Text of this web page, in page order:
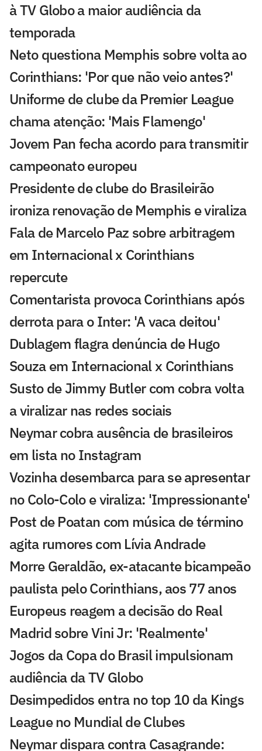
à TV Globo a maior audiência da
temporada
Neto questiona Memphis sobre volta ao
Corinthians: 'Por que não veio antes?'
Uniforme de clube da Premier League
chama atenção: 'Mais Flamengo'
Jovem Pan fecha acordo para transmitir
campeonato europeu
Presidente de clube do Brasileirão
ironiza renovação de Memphis e viraliza
Fala de Marcelo Paz sobre arbitragem
em Internacional x Corinthians
repercute
Comentarista provoca Corinthians após
derrota para o Inter: 'A vaca deitou'
Dublagem flagra denúncia de Hugo
Souza em Internacional x Corinthians
Susto de Jimmy Butler com cobra volta
a viralizar nas redes sociais
Neymar cobra ausência de brasileiros
em lista no Instagram
Vozinha desembarca para se apresentar
no Colo-Colo e viraliza: 'Impressionante'
Post de Poatan com música de término
agita rumores com Lívia Andrade
Morre Geraldão, ex-atacante bicampeão
paulista pelo Corinthians, aos 77 anos
Europeus reagem a decisão do Real
Madrid sobre Vini Jr: 'Realmente'
Jogos da Copa do Brasil impulsionam
audiência da TV Globo
Desimpedidos entra no top 10 da Kings
League no Mundial de Clubes
Neymar dispara contra Casagrande: